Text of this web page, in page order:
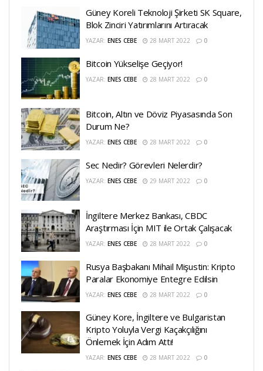
Güney Koreli Teknoloji Şirketi SK Square,
Blok Zinciri Yatırımlarını Artıracak
YAZAR: ENES CEBE 28 MART 2022 0
Bitcoin Yükselişe Geçiyor!
YAZAR: ENES CEBE 28 MART 2022 0
Bitcoin, Altın ve Döviz Piyasasında Son
Durum Ne?
YAZAR: ENES CEBE 28 MART 2022 0
Sec Nedir? Görevleri Nelerdir?
YAZAR: ENES CEBE 29 MART 2022 0
İngiltere Merkez Bankası, CBDC
Araştırması İçin MIT ile Ortak Çalışacak
YAZAR: ENES CEBE 28 MART 2022 0
Rusya Başbakanı Mihail Mişustin: Kripto
Paralar Ekonomiye Entegre Edilsin
YAZAR: ENES CEBE 28 MART 2022 0
Güney Kore, İngiltere ve Bulgaristan
Kripto Yoluyla Vergi Kaçakçılığını
Önlemek İçin Adım Attı!
YAZAR: ENES CEBE 28 MART 2022 0